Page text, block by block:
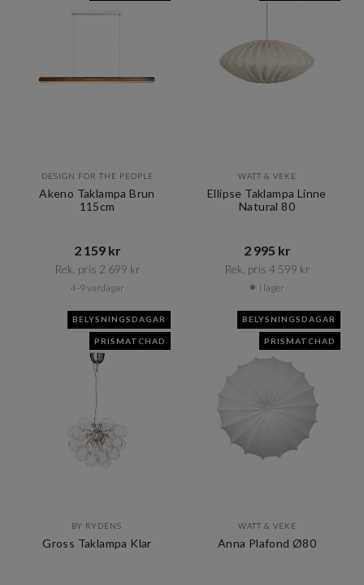
DESIGN FOR THE PEOPLE
Akeno Taklampa Brun
115cm
2 159 kr​​
Rek. pris 2 699 kr​​
4-9 vardagar
WATT & VEKE
Ellipse Taklampa Linne
Natural 80
2 995 kr​​
Rek. pris 4 599 kr​​
I lager
BELYSNINGSDAGAR
PRISMATCHAD
BY RYDÉNS
Gross Taklampa Klar
BELYSNINGSDAGAR
PRISMATCHAD
WATT & VEKE
Anna Plafond Ø80